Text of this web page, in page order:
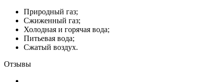
Природный газ;
Сжиженный газ;
Холодная и горячая вода;
Питьевая вода;
Сжатый воздух.
Отзывы